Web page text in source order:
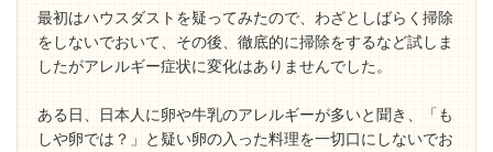
最初はハウスダストを疑ってみたので、わざとしばらく掃除
をしないでおいて、その後、徹底的に掃除をするなど試しま
したがアレルギー症状に変化はありませんでした。
ある日、日本人に卵や牛乳のアレルギーが多いと聞き、「も
しや卵では？」と疑い卵の入った料理を一切口にしないでお